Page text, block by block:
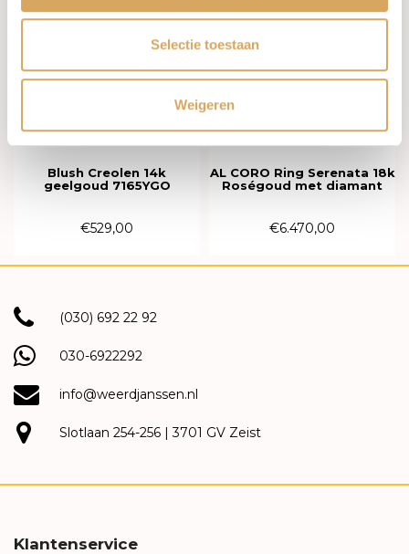
Selectie toestaan
Weigeren
Op voorraad
Blush Creolen 14k
geelgoud 7165YGO
€529,00
Op voorraad
AL CORO Ring Serenata 18k
Roségoud met diamant
€6.470,00
(030) 692 22 92
030-6922292
info@weerdjanssen.nl
Slotlaan 254-256 | 3701 GV Zeist
Klantenservice